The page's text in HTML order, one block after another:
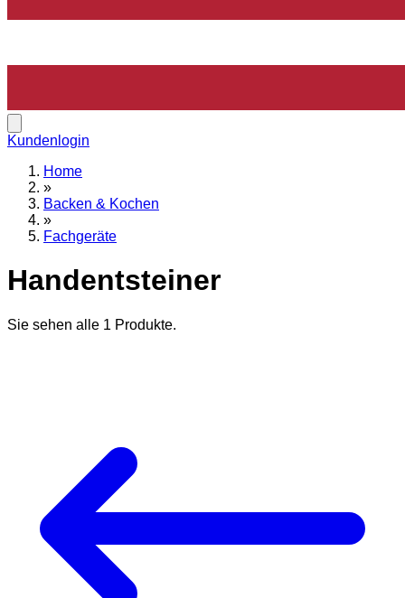
Kundenlogin
Home
»
Backen & Kochen
»
Fachgeräte
Handentsteiner
Sie sehen alle 1 Produkte.